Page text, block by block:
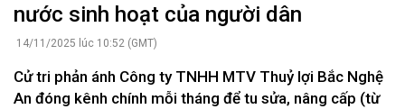
nước sinh hoạt của người dân
14/11/2025 lúc 10:52 (GMT)
Cử tri phản ánh Công ty TNHH MTV Thuỷ lợi Bắc Nghệ
An đóng kênh chính mỗi tháng để tu sửa, nâng cấp (từ